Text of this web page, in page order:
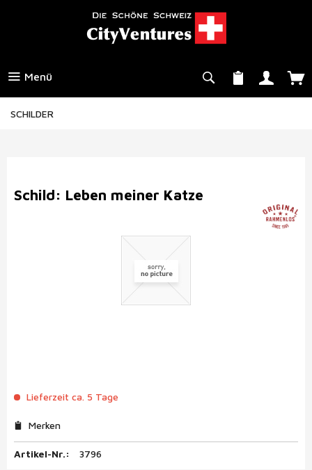
Menü
SCHILDER
Schild: Leben meiner Katze
Lieferzeit ca. 5 Tage
Merken
Artikel-Nr.: 3796